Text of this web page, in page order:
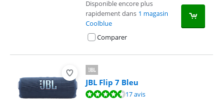
Disponible encore plus
rapidement dans 1 magasin
Coolblue
Comparer
JBL Flip 7 Bleu
La note est de 9,2 sur 10, basée sur 17 avis.17 avis